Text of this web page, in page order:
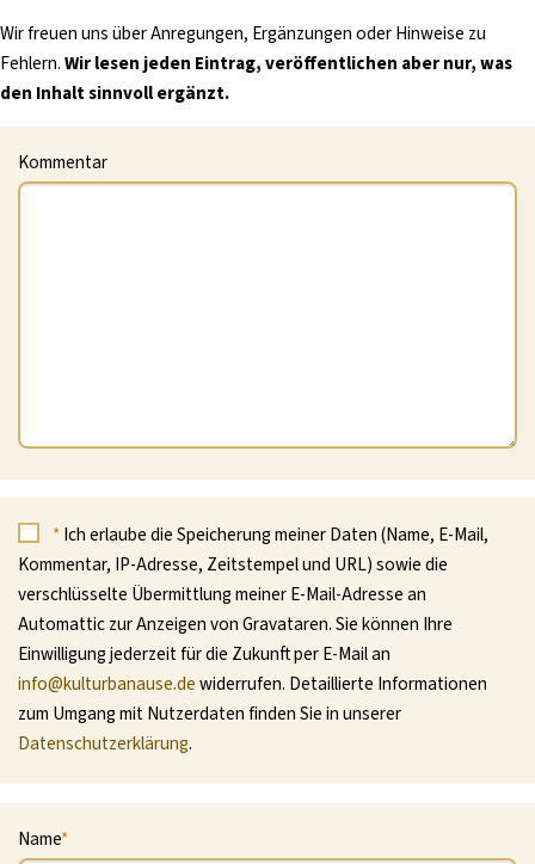
Wir freuen uns über Anregungen, Ergänzungen oder Hinweise zu
Fehlern.Wir lesen jeden Eintrag, veröffentlichen aber nur, was
den Inhalt sinnvoll ergänzt.
Kommentar
*Ich erlaube die Speicherung meiner Daten (Name, E-Mail,
Kommentar, IP-Adresse, Zeitstempel und URL) sowie die
verschlüsselte Übermittlung meiner E-Mail-Adresse an
Automattic zur Anzeigen von Gravataren. Sie können Ihre
Einwilligung jederzeit für die Zukunft per E-Mail an
info@kulturbanause.dewiderrufen. Detaillierte Informationen
zum Umgang mit Nutzerdaten finden Sie in unserer
Datenschutzerklärung.
Name*